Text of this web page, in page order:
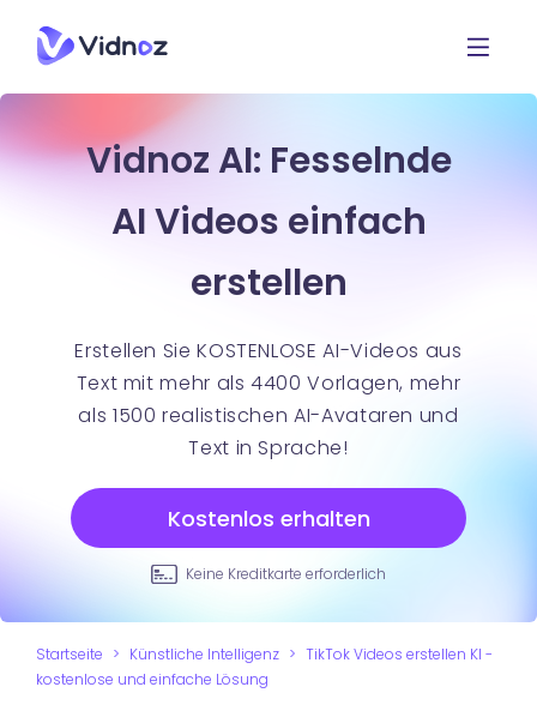
Vidnoz AI: Fesselnde
AI Videos einfach
erstellen
Erstellen Sie KOSTENLOSE AI-Videos aus
Text mit mehr als 4400 Vorlagen, mehr
als 1500 realistischen AI-Avataren und
Text in Sprache!
Kostenlos erhalten
Keine Kreditkarte erforderlich
Startseite > Künstliche Intelligenz > TikTok Videos erstellen KI -
kostenlose und einfache Lösung